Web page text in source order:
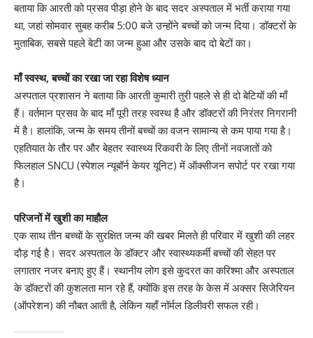
बताया कि आरती को प्रसव पीड़ा होने के बाद सदर अस्पताल में भर्ती कराया गया
था, जहां सोमवार सुबह करीब 5:00 बजे उन्होंने बच्चों को जन्म दिया। डॉक्टरों के
मुताबिक, सबसे पहले बेटी का जन्म हुआ और उसके बाद दो बेटों का।
माँ स्वस्थ, बच्चों का रखा जा रहा विशेष ध्यान
​अस्पताल प्रशासन ने बताया कि आरती कुमारी तुरी पहले से ही दो बेटियों की माँ
हैं। वर्तमान प्रसव के बाद माँ पूरी तरह स्वस्थ है और डॉक्टरों की निरंतर निगरानी
में है। हालांकि, जन्म के समय तीनों बच्चों का वजन सामान्य से कम पाया गया है।
एहतियात के तौर पर और बेहतर स्वास्थ्य रिकवरी के लिए तीनों नवजातों को
फिलहाल SNCU (स्पेशल न्यूबॉर्न केयर यूनिट) में ऑक्सीजन सपोर्ट पर रखा गया
है।
परिजनों में खुशी का माहौल
​एक साथ तीन बच्चों के सुरक्षित जन्म की खबर मिलते ही परिवार में खुशी की लहर
दौड़ गई है। सदर अस्पताल के डॉक्टर और स्वास्थ्यकर्मी बच्चों की सेहत पर
लगातार नजर बनाए हुए हैं। स्थानीय लोग इसे कुदरत का करिश्मा और अस्पताल
के डॉक्टरों की कुशलता मान रहे हैं, क्योंकि इस तरह के केस में अक्सर सिजेरियन
(ऑपरेशन) की नौबत आती है, लेकिन यहाँ नॉर्मल डिलीवरी सफल रही।